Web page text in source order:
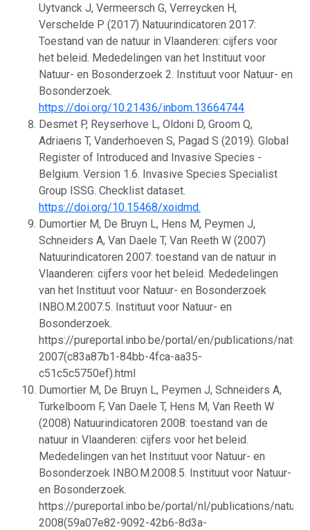
Uytvanck J, Vermeersch G, Verreycken H,
Verschelde P (2017) Natuurindicatoren 2017:
Toestand van de natuur in Vlaanderen: cijfers voor
het beleid. Mededelingen van het Instituut voor
Natuur- en Bosonderzoek 2. Instituut voor Natuur- en
Bosonderzoek.
https://doi.org/10.21436/inbom.13664744
Desmet P, Reyserhove L, Oldoni D, Groom Q,
Adriaens T, Vanderhoeven S, Pagad S (2019). Global
Register of Introduced and Invasive Species -
Belgium. Version 1.6. Invasive Species Specialist
Group ISSG. Checklist dataset.
https://doi.org/10.15468/xoidmd.
Dumortier M, De Bruyn L, Hens M, Peymen J,
Schneiders A, Van Daele T, Van Reeth W (2007)
Natuurindicatoren 2007: toestand van de natuur in
Vlaanderen: cijfers voor het beleid. Mededelingen
van het Instituut voor Natuur- en Bosonderzoek
INBO.M.2007.5. Instituut voor Natuur- en
Bosonderzoek.
https://pureportal.inbo.be/portal/en/publications/
2007(c83a87b1-84bb-4fca-aa35-
c51c5c5750ef).html
Dumortier M, De Bruyn L, Peymen J, Schneiders A,
Turkelboom F, Van Daele T, Hens M, Van Reeth W
(2008) Natuurindicatoren 2008: toestand van de
natuur in Vlaanderen: cijfers voor het beleid.
Mededelingen van het Instituut voor Natuur- en
Bosonderzoek INBO.M.2008.5. Instituut voor Natuur-
en Bosonderzoek.
https://pureportal.inbo.be/portal/nl/publications/
2008(59a07e82-9092-42b6-8d3a-